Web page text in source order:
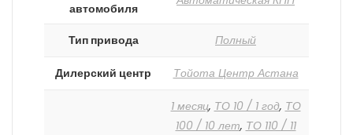
автомобиля
Тип привода Полный
Дилерский центр Тойота Центр Астана
1 месяц, ТО 10 / 1 год, ТО
100 / 10 лет, ТО 110 / 11